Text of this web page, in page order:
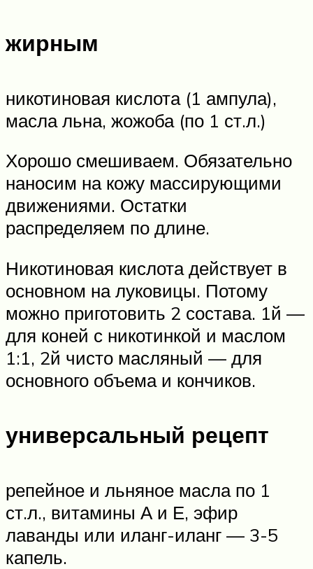
жирным
никотиновая кислота (1 ампула),
масла льна, жожоба (по 1 ст.л.)
Хорошо смешиваем. Обязательно
наносим на кожу массирующими
движениями. Остатки
распределяем по длине.
Никотиновая кислота действует в
основном на луковицы. Потому
можно приготовить 2 состава. 1й —
для коней с никотинкой и маслом
1:1, 2й чисто масляный — для
основного объема и кончиков.
универсальный рецепт
репейное и льняное масла по 1
ст.л., витамины А и Е, эфир
лаванды или иланг-иланг — 3-5
капель.